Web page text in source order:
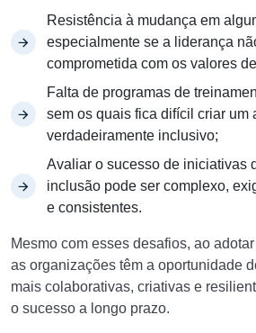
Resistência à mudança em
especialmente se a liderança
comprometida com os valores
Falta de programas de
sem os quais fica difícil criar um
verdadeiramente inclusivo;
Avaliar o sucesso de iniciativas
inclusão pode ser complexo,
e consistentes.
Mesmo com esses desafios, ao
as organizações têm a oportunidade
mais colaborativas, criativas e
o sucesso a longo prazo.